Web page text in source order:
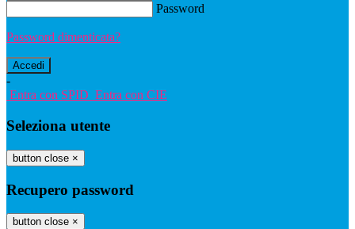
Password
Password dimenticata?
-
Entra con SPID Entra con CIE
Seleziona utente
button close ×
Recupero password
button close ×